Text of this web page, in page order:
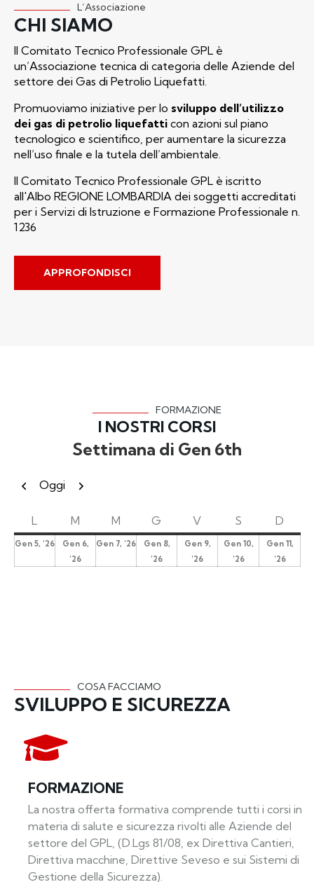
L’Associazione
CHI SIAMO
Il Comitato Tecnico Professionale GPL è
un’Associazione tecnica di categoria delle Aziende del
settore dei Gas di Petrolio Liquefatti.
Promuoviamo iniziative per lo sviluppo dell’utilizzo
dei gas di petrolio liquefatti con azioni sul piano
tecnologico e scientifico, per aumentare la sicurezza
nell’uso finale e la tutela dell’ambientale.
Il Comitato Tecnico Professionale GPL è iscritto
all'Albo REGIONE LOMBARDIA dei soggetti accreditati
per i Servizi di Istruzione e Formazione Professionale n.
1236
APPROFONDISCI
FORMAZIONE
I NOSTRI CORSI
Settimana di Gen 6th
Precedente
Oggi Successivo
L M M G V S D
Gen 5, '26
Gen 6,
'26
Gen 7, '26
Gen 8,
'26
Gen 9,
'26
Gen 10,
'26
Gen 11,
'26
COSA FACCIAMO
SVILUPPO E SICUREZZA
FORMAZIONE
La nostra offerta formativa comprende tutti i corsi in
materia di salute e sicurezza rivolti alle Aziende del
settore del GPL, (D.Lgs 81/08, ex Direttiva Cantieri,
Direttiva macchine, Direttive Seveso e sui Sistemi di
Gestione della Sicurezza).